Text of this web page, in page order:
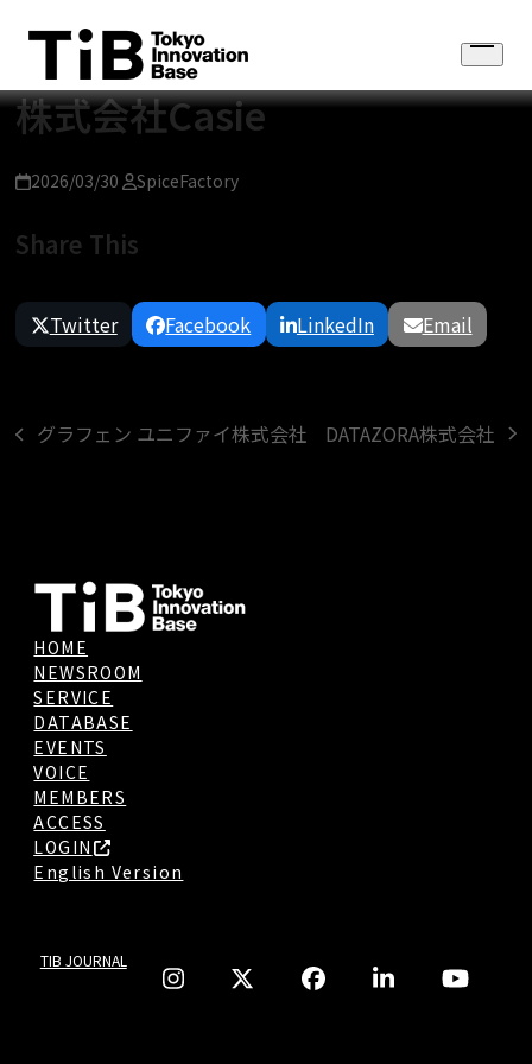
content
Open
menu
株式会社Casie
2026/03/30 SpiceFactory
Share This
Twitter Facebook LinkedIn Email
previous
グラフェン ユニファイ株式会社
next
DATAZORA株式会社
HOME
NEWSROOM
SERVICE
DATABASE
EVENTS
VOICE
MEMBERS
ACCESS
LOGIN
English Version
TIB JOURNAL